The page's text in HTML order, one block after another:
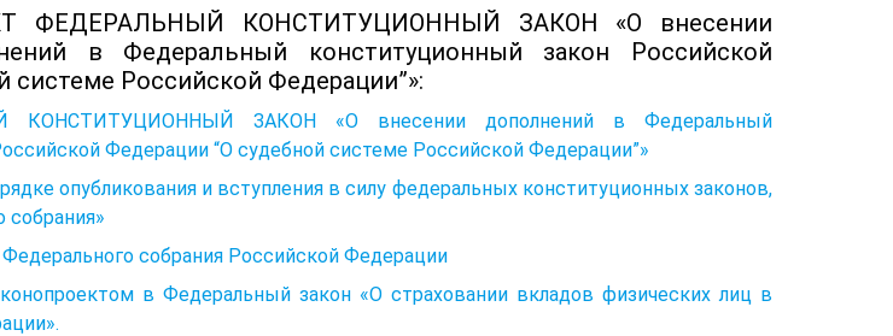
ФЕДЕРАЛЬНЫЙ КОНСТИТУЦИОННЫЙ ЗАКОН «О внесении
в Федеральный конституционный закон Российской
системе Российской Федерации”»:
КОНСТИТУЦИОННЫЙ ЗАКОН «О внесении дополнений в Федеральный
Федерации “О судебной системе Российской Федерации”»
опубликования и вступления в силу федеральных конституционных законов,
собрания»
собрания Российской Федерации
в Федеральный закон «О страховании вкладов физических лиц в